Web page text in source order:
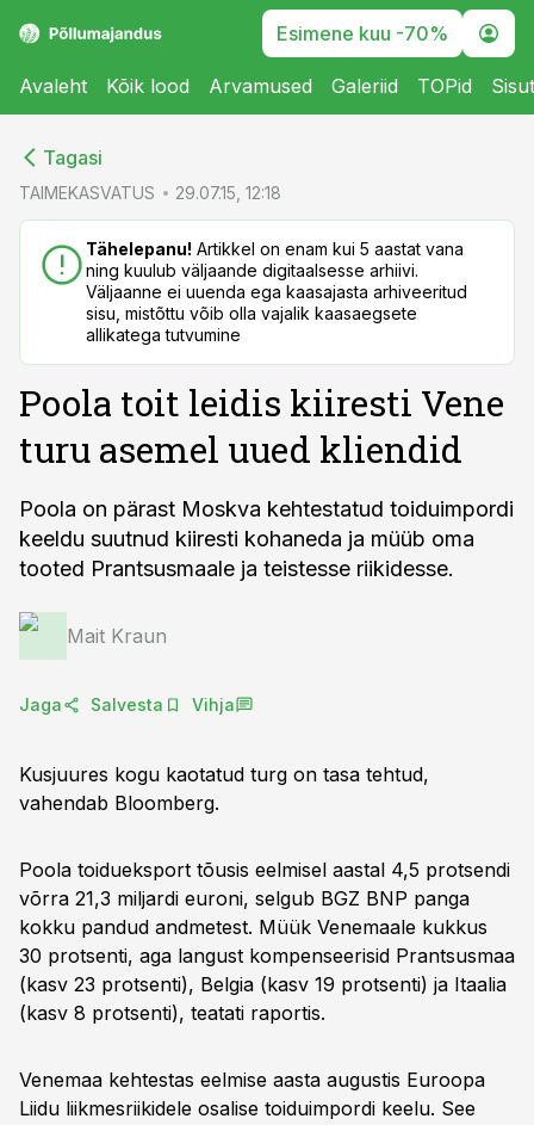
Esimene kuu -70%
Avaleht Kõik lood Arvamused Galeriid TOPid
Tagasi
TAIMEKASVATUS 29.07.15, 12:18
Tähelepanu! Artikkel on enam kui 5 aastat vana
ning kuulub väljaande digitaalsesse arhiivi.
Väljaanne ei uuenda ega kaasajasta arhiveeritud
sisu, mistõttu võib olla vajalik kaasaegsete
allikatega tutvumine
Poola toit leidis kiiresti Vene
turu asemel uued kliendid
Poola on pärast Moskva kehtestatud toiduimpordi
keeldu suutnud kiiresti kohaneda ja müüb oma
tooted Prantsusmaale ja teistesse riikidesse.
Mait Kraun
Jaga Salvesta Vihja
Kusjuures kogu kaotatud turg on tasa tehtud,
vahendab Bloomberg.
Poola toidueksport tõusis eelmisel aastal 4,5 protsendi
võrra 21,3 miljardi euroni, selgub BGZ BNP panga
kokku pandud andmetest. Müük Venemaale kukkus
30 protsenti, aga langust kompenseerisid Prantsusmaa
(kasv 23 protsenti), Belgia (kasv 19 protsenti) ja Itaalia
(kasv 8 protsenti), teatati raportis.
Venemaa kehtestas eelmise aasta augustis Euroopa
Liidu liikmesriikidele osalise toiduimpordi keelu. See